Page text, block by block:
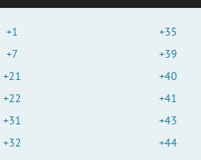
+1
+7
+21
+22
+31
+32
+35
+39
+40
+41
+43
+44